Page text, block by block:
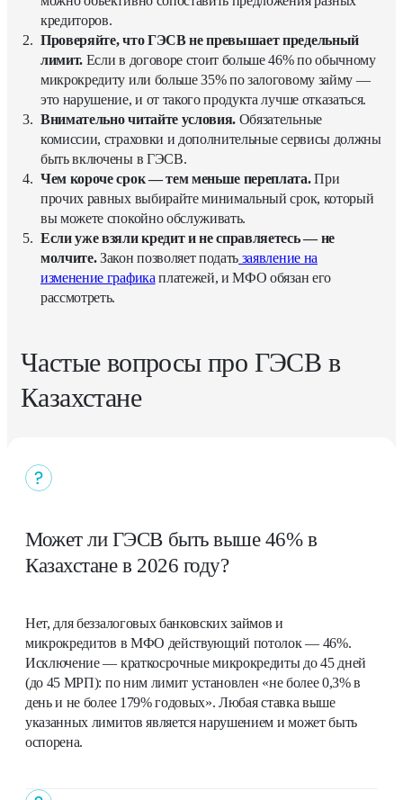
кредиторов.
Проверяйте, что ГЭСВ не превышает предельный
лимит. Если в договоре стоит больше 46% по обычному
микрокредиту или больше 35% по залоговому займу —
это нарушение, и от такого продукта лучше отказаться.
Внимательно читайте условия. Обязательные
комиссии, страховки и дополнительные сервисы должны
быть включены в ГЭСВ.
Чем короче срок — тем меньше переплата.При
прочих равных выбирайте минимальный срок, который
вы можете спокойно обслуживать.
Если уже взяли кредит и не справляетесь — не
молчите.Закон позволяет подать заявление на
изменение графика платежей, и МФО обязан его
рассмотреть.
Частые вопросы про ГЭСВ в
Казахстане
Может ли ГЭСВ быть выше 46% в
Казахстане в 2026 году?
Нет, для беззалоговых банковских займов и
микрокредитов в МФО действующий потолок — 46%.
Исключение — краткосрочные микрокредиты до 45 дней
(до 45 МРП): по ним лимит установлен «не более 0,3% в
день и не более 179% годовых». Любая ставка выше
указанных лимитов является нарушением и может быть
оспорена.